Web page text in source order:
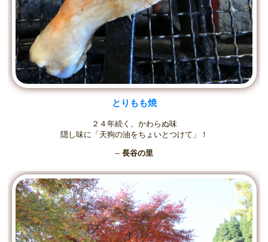
とりもも焼
２４年続く、かわらぬ味
隠し味に「天狗の油をちょいとつけて」！
-- 長谷の里